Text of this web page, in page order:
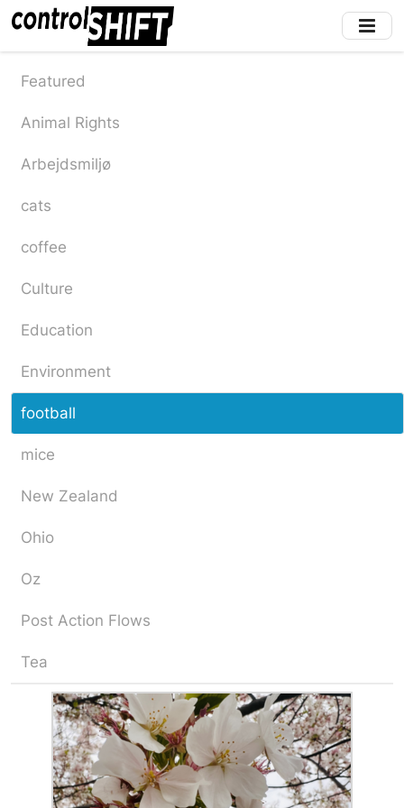
Skip
to
main
content
Featured
Animal Rights
Arbejdsmiljø
cats
coffee
Culture
Education
Environment
football
mice
New Zealand
Ohio
Oz
Post Action Flows
Tea